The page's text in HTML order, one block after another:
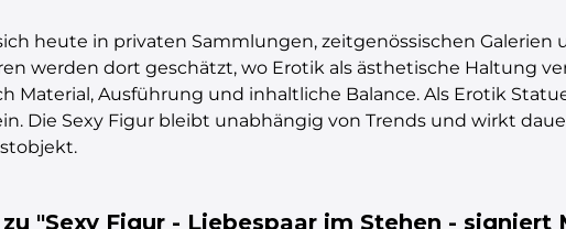
heute in privaten Sammlungen, zeitgenössischen
werden dort geschätzt, wo Erotik als ästhetische Haltung
Material, Ausführung und inhaltliche Balance. Als Erotik
Die Sexy Figur bleibt unabhängig von Trends und wirkt
"Sexy Figur - Liebespaar im Stehen - signiert